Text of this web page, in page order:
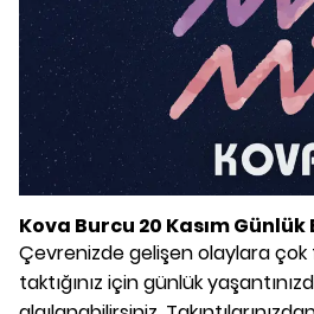
Kova Burcu 20 Kasım
Çevrenizde gelişen olaylara çok
taktığınız için günlük